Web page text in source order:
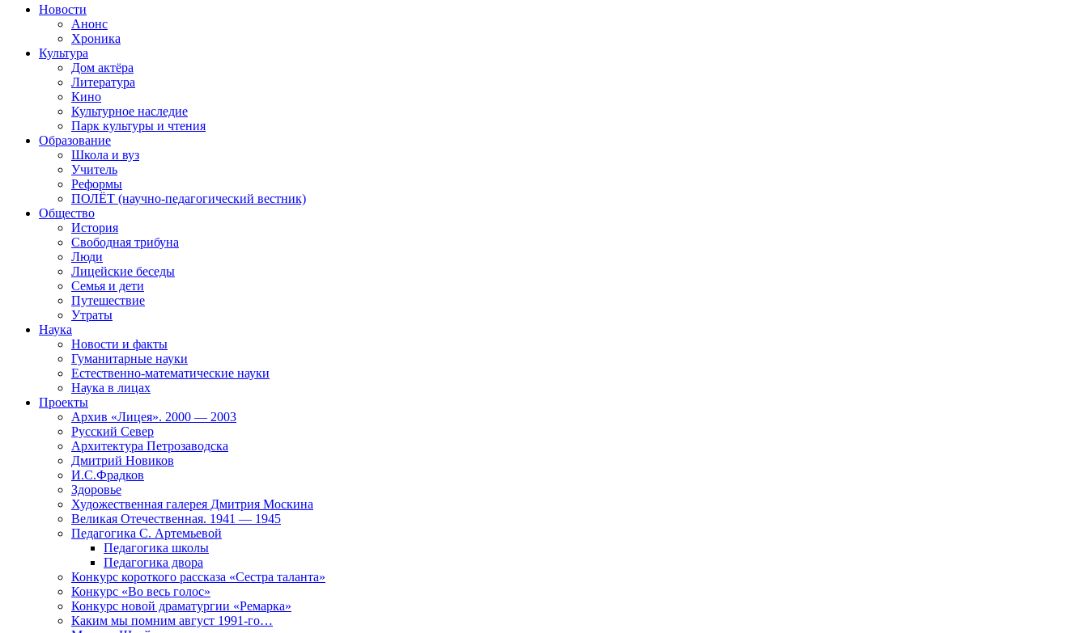
Новости
Анонс
Хроника
Культура
Дом актёра
Литература
Кино
Культурное наследие
Парк культуры и чтения
Образование
Школа и вуз
Учитель
Реформы
ПОЛЁТ (научно-педагогический вестник)
Общество
История
Свободная трибуна
Люди
Лицейские беседы
Семья и дети
Путешествие
Утраты
Наука
Новости и факты
Гуманитарные науки
Естественно-математические науки
Наука в лицах
Проекты
Архив «Лицея». 2000 — 2003
Русский Север
Архитектура Петрозаводска
Дмитрий Новиков
И.С.Фрадков
Здоровье
Художественная галерея Дмитрия Москина
Великая Отечественная. 1941 — 1945
Педагогика С. Артемьевой
Педагогика школы
Педагогика двора
Конкурс короткого рассказа «Сестра таланта»
Конкурс «Во весь голос»
Конкурс новой драматургии «Ремарка»
Каким мы помним август 1991-го…